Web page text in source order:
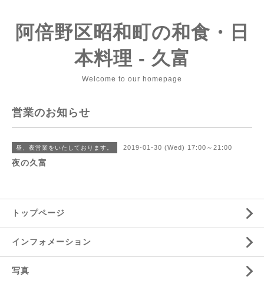
阿倍野区昭和町の和食・日
本料理 - 久富
Welcome to our homepage
営業のお知らせ
昼、夜営業をいたしております。 2019-01-30 (Wed) 17:00～21:00
夜の久富
トップページ
インフォメーション
写真